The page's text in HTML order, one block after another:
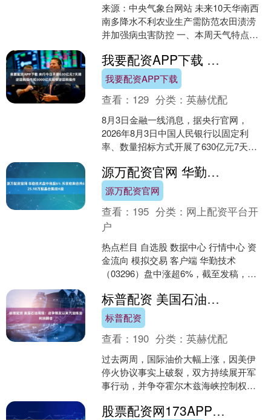
来源：中央气象台网站 未来10天华南西
南多降水不利农业生产需防范农田渍涝
并加强病虫害防控 一、本周天气特点及
（2026年....
我要配资APP下载 央行今日开展630亿元7天期逆回购操作和3000亿元隔夜逆回购操作
我要配资APP下载
查看： 129 分类：英赫优配
8月3日金融一线消息，据央行官网，
2026年8月3日中国人民银行以固定利
率、数量招标方式开展了630亿元7天期
求。同时，开展了....
源万配资官网 华勤技术盘中涨超6% 斥资收购合共625.98万股晶合集成H股
源万配资官网
查看： 195 分类： 网上配资平台开
户
热点栏目 自选股 数据中心 行情中心 资
金流向 模拟交易 客户端 华勤技术
（03296）盘中涨超6%，截至发稿，股
3....
标普配资 美国石油周报：战争爆发以来汽油炼油利润翻倍
标普配资
查看： 190 分类：英赫优配
过去两周，国际油价大幅上涨，因美伊
停火协议事实上破裂，双方持续展开军
事行动，并争夺霍尔木兹海峡控制权。
创略低于113美....
股票配资网173APP下载 科技赛道ETF拆分再提速！嘉实基金4只产品齐发1：3拆分公告